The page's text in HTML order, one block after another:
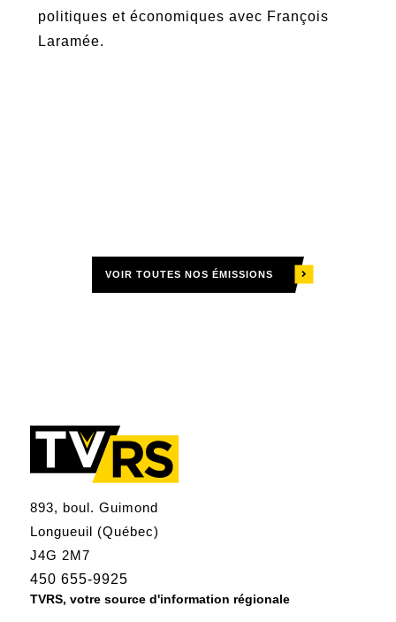
politiques et économiques avec François
Laramée.
VOIR TOUTES NOS ÉMISSIONS
893, boul. Guimond
Longueuil (Québec)
J4G 2M7
450 655-9925
TVRS, votre source d'information régionale